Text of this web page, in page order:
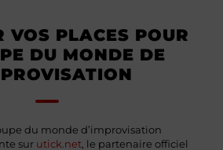
VOS PLACES POUR
DU MONDE DE
du monde d’improvisation
sur utick.net , le partenaire officiel